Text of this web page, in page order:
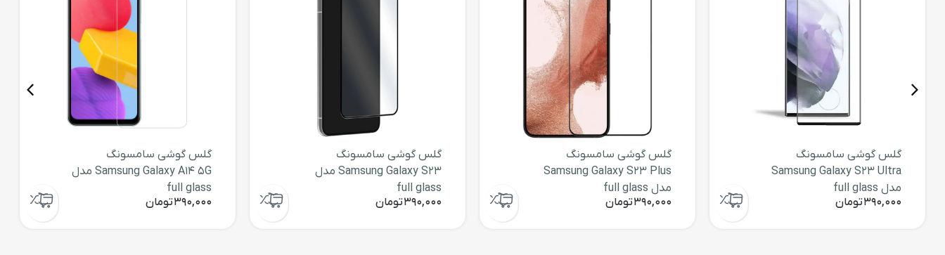
گلس گوشی سامسونگ
Samsung Galaxy S23 Ultra
مدل full glass
390,000تومان
گلس گوشی سامسونگ
Samsung Galaxy S23 Plus
مدل full glass
390,000تومان
گلس گوشی سامسونگ
Samsung Galaxy S23 مدل
full glass
390,000تومان
گلس گوشی سامسونگ
Samsung Galaxy A14 5G مدل
full glass
390,000تومان